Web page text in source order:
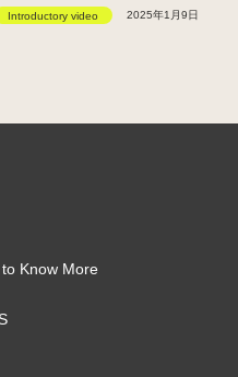
Introductory video 2025年1月9日
Know More